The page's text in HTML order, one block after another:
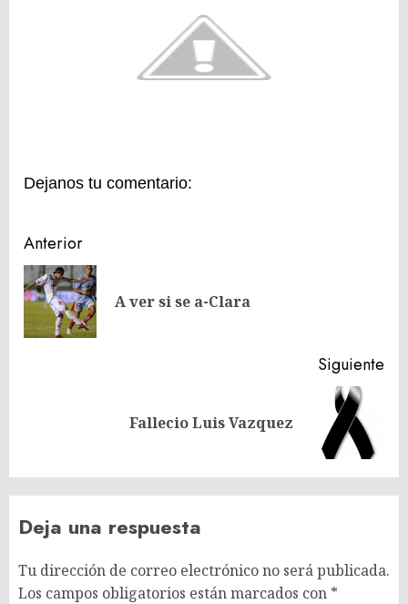
Dejanos tu comentario:
Navegación
de
entradas
Anterior
A ver si se a-Clara
Siguiente
Deja una respuesta
Tu dirección de correo electrónico no será publicada.
Los campos obligatorios están marcados con *